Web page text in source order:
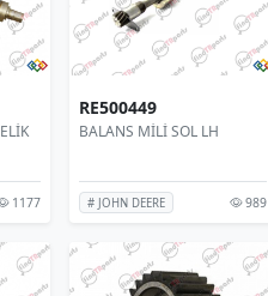
1177
RE500449
BALANS MİLİ SOL LH
# JOHN DEERE 989